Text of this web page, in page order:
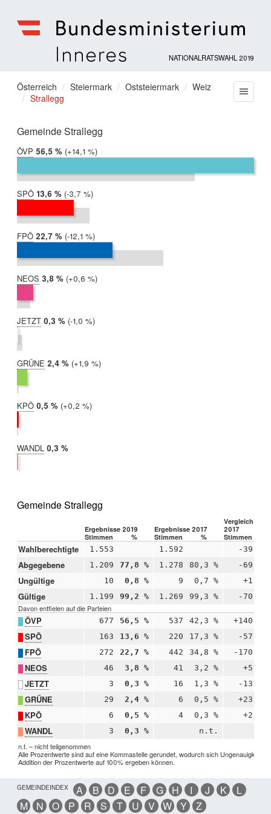
für
Inneres
NATIONALRATSWAHL 2019
Sie
befinden
hier:
Österreich Steiermark Oststeiermark
Weiz
Strallegg
Gemeinde Strallegg
ÖVP 2019:
56,5 %
2017:
42,3 %
Differenz:
+14,1 %
SPÖ 2019:
13,6 %
2017:
17,3 %
Differenz:
-3,7 %
FPÖ 2019:
22,7 %
2017:
34,8 %
Differenz:
-12,1 %
NEOS 2019:
3,8 %
2017:
3,2 %
Differenz:
+0,6 %
JETZT 2019:
0,3 %
2017:
1,3 %
Differenz:
-1,0 %
GRÜNE 2019:
2,4 %
2017:
0,5 %
Differenz:
+1,9 %
KPÖ 2019:
0,5 %
2017:
0,3 %
Differenz:
+0,2 %
WANDL 2019:
0,3 %
Gemeinde Strallegg
Ergebnisse 2019 Ergebnisse 2017
Vergleich
2017
Stimmen
% Stimmen % Stimmen
Wahlberechtigte 1.553 1.592 -39
Abgegebene 1.209 77,8 % 1.278 80,3 % -69
Ungültige 10 0,8 % 9 0,7 % +1
Gültige 1.199 99,2 % 1.269 99,3 % -70
Davon entfielen auf die Parteien
ÖVP 677 56,5 % 537 42,3 % +140
SPÖ 163 13,6 % 220 17,3 % -57
FPÖ 272 22,7 % 442 34,8 % -170
NEOS 46 3,8 % 41 3,2 % +5
JETZT 3 0,3 % 16 1,3 % -13
GRÜNE 29 2,4 % 6 0,5 % +23
KPÖ 6 0,5 % 4 0,3 % +2
WANDL 3 0,3 % n.t.
n.t. – nicht teilgenommen
Alle Prozentwerte sind auf eine Kommastelle gerundet, wodurch sich
Addition der Prozentwerte auf 100% ergeben können.
GEMEINDEINDEX A B D E F G H I J K
L
M
N O P R S T U V W Y Z